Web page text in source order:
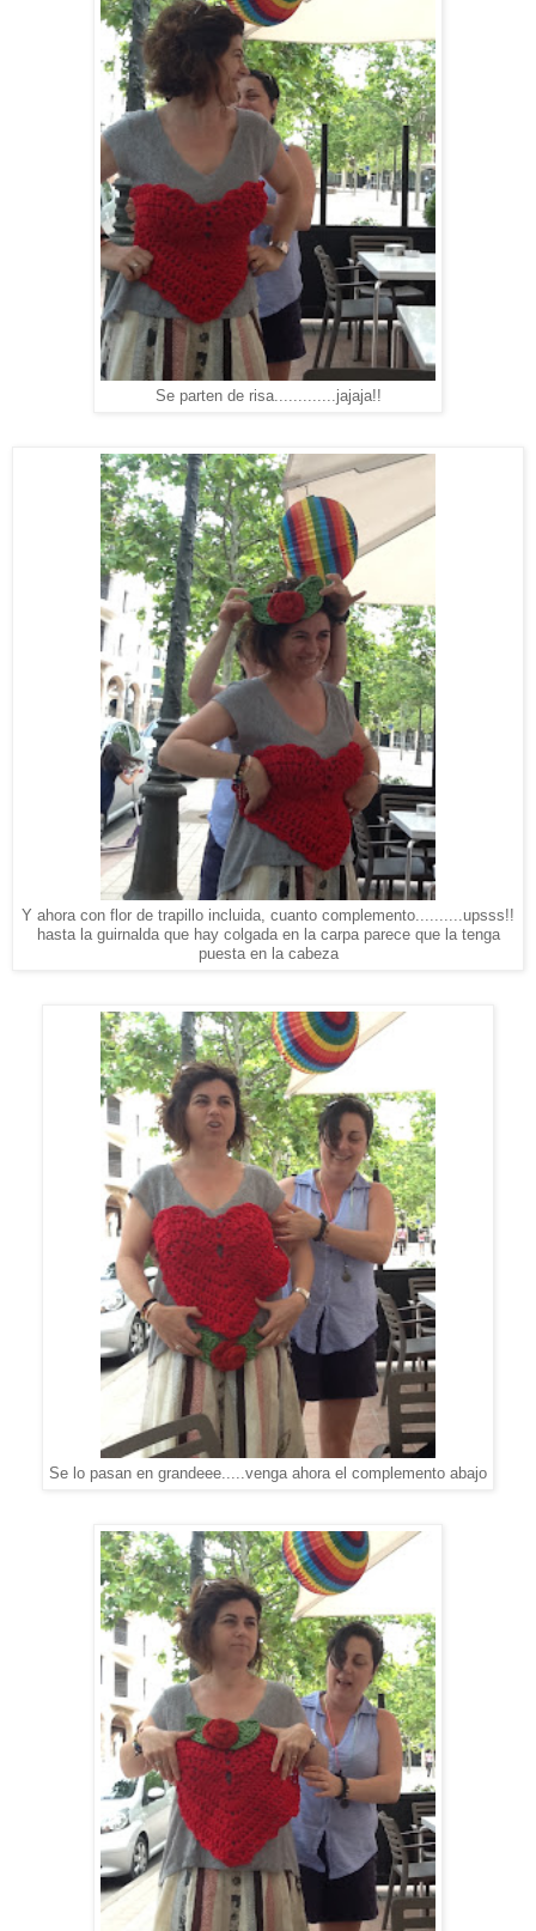
Se parten de risa.............jajaja!!
Y ahora con flor de trapillo incluida, cuanto complemento..........upsss!!
hasta la guirnalda que hay colgada en la carpa parece que la tenga
puesta en la cabeza
Se lo pasan en grandeee.....venga ahora el complemento abajo